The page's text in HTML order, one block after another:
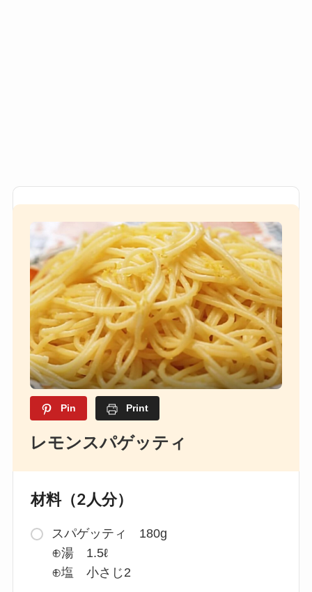
Pin Print
レモンスパゲッティ
材料（2人分）
スパゲッティ 180g
⊕湯 1.5ℓ
⊕塩 小さじ2